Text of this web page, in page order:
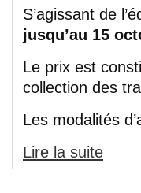
S’agissant de
jusqu’au 15
Le prix est
collection des
Les modalités
Lire la suite